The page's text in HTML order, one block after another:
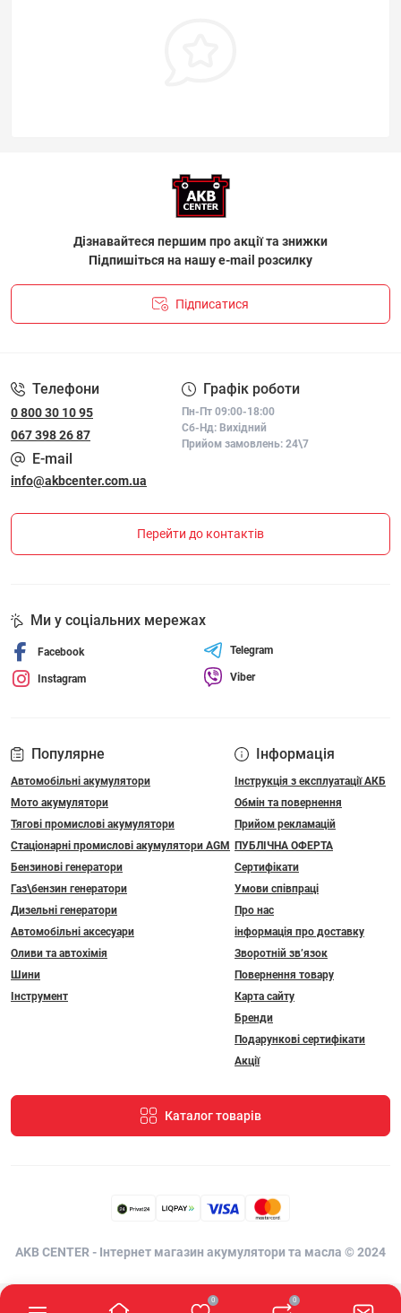
0 0
Дізнавайтеся першим про акції та знижки
Підпишіться на нашу e-mail розсилку
Підписатися
Телефони
0 800 30 10 95
067 398 26 87
Графік роботи
Пн-Пт 09:00-18:00
Сб-Нд: Вихідний
Прийом замовлень: 24\7
E-mail
info@akbcenter.com.ua
Перейти до контактів
Популярне
Автомобільні акумулятори
Мото акумулятори
Тягові промислові акумулятори
Стаціонарні промислові акумулятори АGM
Бензинові генератори
Газ\бензин генератори
Дизельні генератори
Автомобільні аксесуари
Оливи та автохімія
Шини
Інструмент
Інформація
Інструкція з експлуатації АКБ
Обмін та повернення
Прийом рекламацій
ПУБЛІЧНА ОФЕРТА
Сертифікати
Умови співпраці
Про нас
інформація про доставку
Зворотній зв’язок
Повернення товару
Карта сайту
Бренди
Подарункові сертифікати
Акції
Каталог товарів
Ми у соціальних мережах
Facebook
Instagram
Telegram
Viber
AKB CENTER - Інтернет магазин акумулятори та масла © 2024